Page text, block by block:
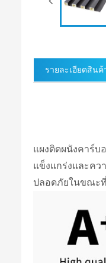
รายละเอียดสินค้
แผงติดผนังคาร์
แข็งแกร่งและคว
ปลอดภัยในขณะที่